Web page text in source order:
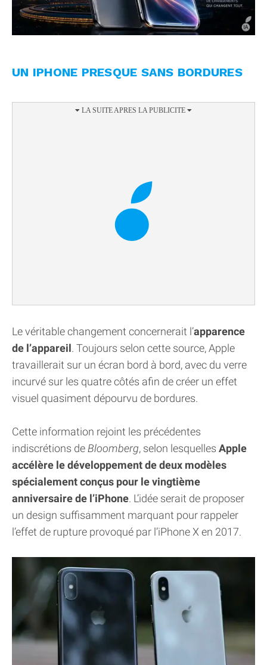
UN IPHONE PRESQUE SANS BORDURES
Le véritable changement concernerait l’apparence
de l’appareil. Toujours selon cette source, Apple
travaillerait sur un écran bord à bord, avec du verre
incurvé sur les quatre côtés afin de créer un effet
visuel quasiment dépourvu de bordures.
Cette information rejoint les précédentes
indiscrétions de Bloomberg, selon lesquelles Apple
accélère le développement de deux modèles
spécialement conçus pour le vingtième
anniversaire de l’iPhone. L’idée serait de proposer
un design suffisamment marquant pour rappeler
l’effet de rupture provoqué par l’iPhone X en 2017.